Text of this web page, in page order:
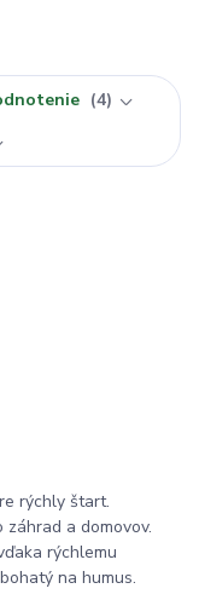
4
rýchly štart.
a domovov.
rýchlemu
na humus.